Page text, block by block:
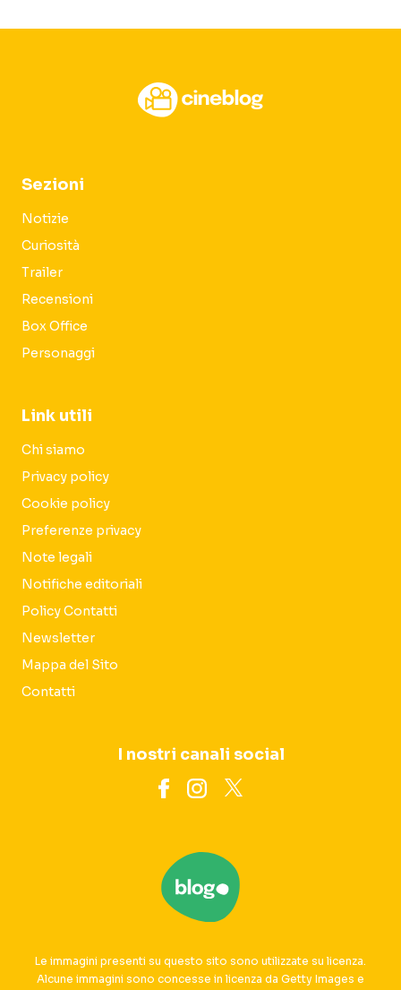
Sezioni
Notizie
Curiosità
Trailer
Recensioni
Box Office
Personaggi
Link utili
Chi siamo
Privacy policy
Cookie policy
Preferenze privacy
Note legali
Notifiche editoriali
Policy Contatti
Newsletter
Mappa del Sito
Contatti
I nostri canali social
Le immagini presenti su questo sito sono utilizzate su licenza.
Alcune immagini sono concesse in licenza da Getty Images e